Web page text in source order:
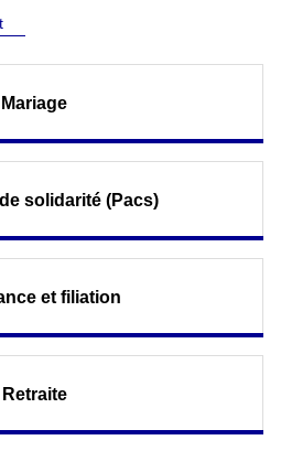
Mariage
solidarité (Pacs)
et filiation
Retraite